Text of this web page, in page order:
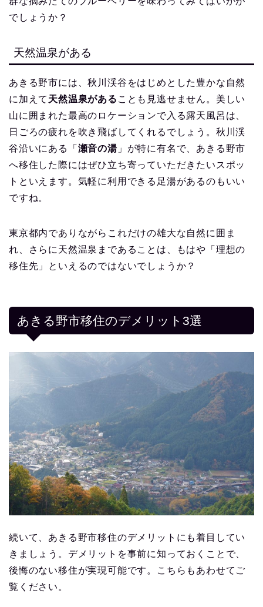
でしょうか？
天然温泉がある
あきる野市には、秋川渓谷をはじめとした豊かな自然
に加えて 天然温泉がある ことも見逃せません。美しい
山に囲まれた最高のロケーションで入る露天風呂は、
日ごろの疲れを吹き飛ばしてくれるでしょう。秋川渓
谷沿いにある「 瀬音の湯」が特に有名で、あきる野市
へ移住した際にはぜひ立ち寄っていただきたいスポッ
トといえます。気軽に利用できる足湯があるのもいい
ですね。
東京都内でありながらこれだけの雄大な自然に囲ま
れ、さらに天然温泉まであることは、もはや「理想の
移住先」といえるのではないでしょうか？
あきる野市移住のデメリット3選
続いて、あきる野市移住のデメリットにも着目してい
きましょう。デメリットを事前に知っておくことで、
後悔のない移住が実現可能です。こちらもあわせてご
覧ください。